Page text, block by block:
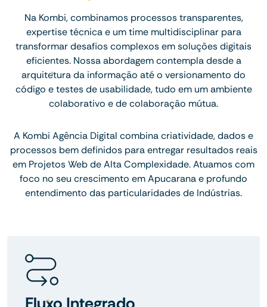
Na Kombi, combinamos processos transparentes,
expertise técnica e um time multidisciplinar para
transformar desafios complexos em soluções digitais
eficientes. Nossa abordagem contempla desde a
arquitetura da informação até o versionamento do
código e testes de usabilidade, tudo em um ambiente
colaborativo e de colaboração mútua.
A Kombi Agência Digital combina criatividade, dados e
processos bem definidos para entregar resultados reais
em Projetos Web de Alta Complexidade. Atuamos com
foco no seu crescimento em Apucarana e profundo
entendimento das particularidades de Indústrias.